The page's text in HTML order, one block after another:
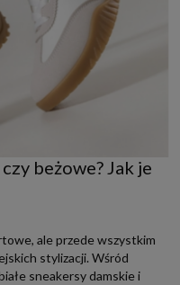
beżowe? Jak je
ale przede wszystkim
stylizacji. Wśród
sneakersy damskie i